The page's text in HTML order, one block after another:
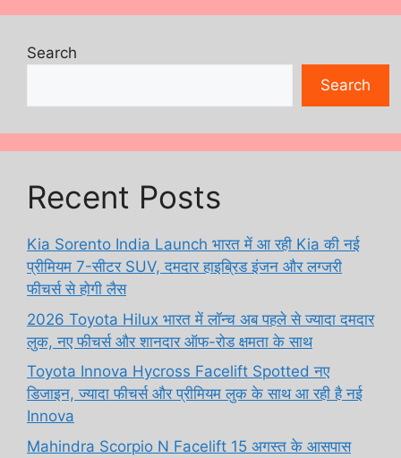
Search
Search
Recent Posts
Kia Sorento India Launch भारत में आ रही Kia की नई
प्रीमियम 7-सीटर SUV, दमदार हाइब्रिड इंजन और लग्जरी
फीचर्स से होगी लैस
2026 Toyota Hilux भारत में लॉन्च अब पहले से ज्यादा दमदार
लुक, नए फीचर्स और शानदार ऑफ-रोड क्षमता के साथ
Toyota Innova Hycross Facelift Spotted नए
डिजाइन, ज्यादा फीचर्स और प्रीमियम लुक के साथ आ रही है नई
Innova
Mahindra Scorpio N Facelift 15 अगस्त के आसपास